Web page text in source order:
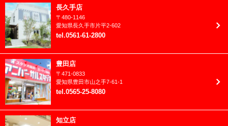
2022年12月
2022年11月
2022年10月
2022年9月
2022年8月
2022年7月
2022年6月
家族愛
成人振袖
洋装
男性成人(紋付)
長久手店
〒 480-1146
愛知県長久手市片平2-602
tel .0561-61-2800
豊田店
〒 471-0833
愛知県豊田市山之手7-61-1
tel .0565-25-8080
知立店